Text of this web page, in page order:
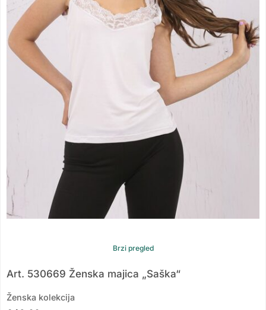
Brzi pregled
Art. 530669 Ženska majica „Saška“
Ženska kolekcija